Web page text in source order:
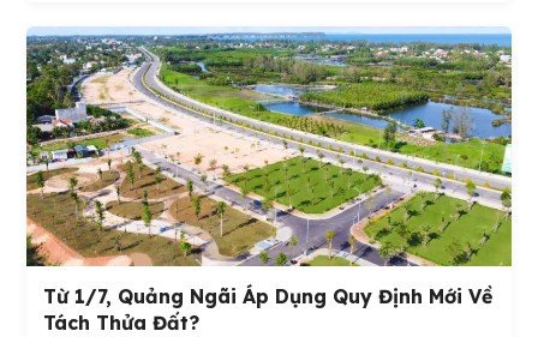
Từ 1/7, Quảng Ngãi Áp Dụng Quy Định Mới Về
Tách Thửa Đất?